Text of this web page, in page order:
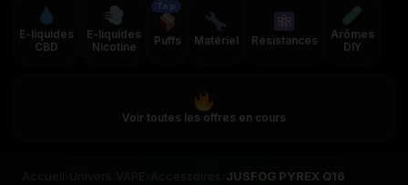
E-liquides
CBD
E-liquides
Nicotine
Top
Puffs Matériel Résistances
Arômes
DIY
Voir toutes les offres en cours
JUSFOG PYREX Q16